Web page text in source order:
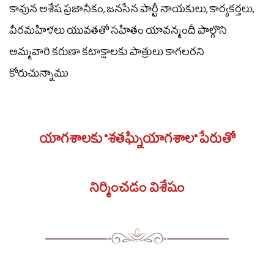
కావున అశేష ప్రజానీకం, జనసేన పార్టీ నాయకులు, కార్యకర్తలు,
వీరమహిళలు యువతతో సహితం యావన్మందీ పాల్గొని
అమ్మవారి కరుణా కటాక్షాలకు పాత్రులు కాగలరని
కోరుచున్నాము
యాగశాలకు "శతఘ్నియాగశాల" పేరుతో
నిర్మించడం విశేషం